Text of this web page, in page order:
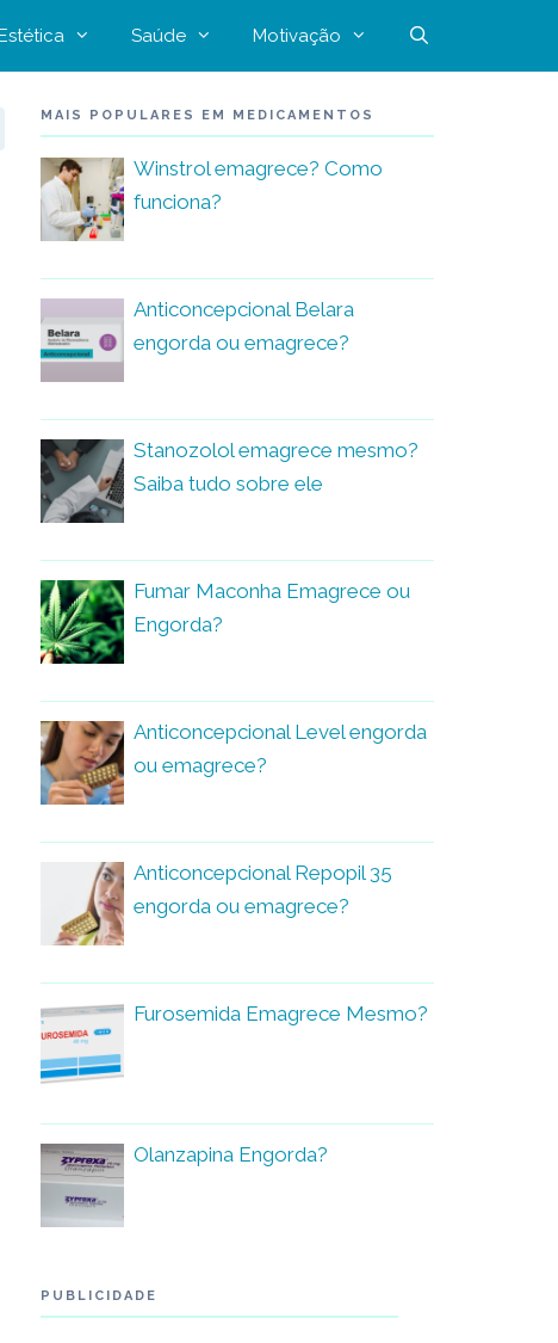
Saúde Motivação
MAIS POPULARES EM MEDICAMENTOS
Winstrol emagrece? Como
funciona?
Anticoncepcional Belara
engorda ou emagrece?
Stanozolol emagrece mesmo?
Saiba tudo sobre ele
Fumar Maconha Emagrece ou
Engorda?
Anticoncepcional Level engorda
ou emagrece?
Anticoncepcional Repopil 35
engorda ou emagrece?
Furosemida Emagrece Mesmo?
Olanzapina Engorda?
PUBLICIDADE